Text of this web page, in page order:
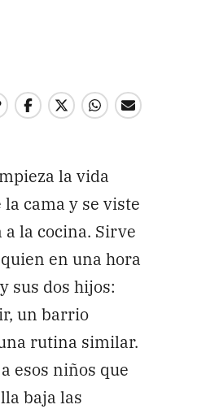
la vida
cama y se viste
la cocina. Sirve
en una hora
sus dos hijos:
un barrio
rutina similar.
esos niños que
baja las